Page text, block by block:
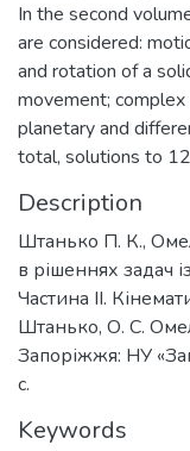
In the second
are considered:
and rotation of a
movement;
planetary and
total, solutions to
Description
Штанько П. К.,
в рішеннях задач
Частина ІІ.
Штанько, О. С.
Запоріжжя: НУ
с.
Keywords